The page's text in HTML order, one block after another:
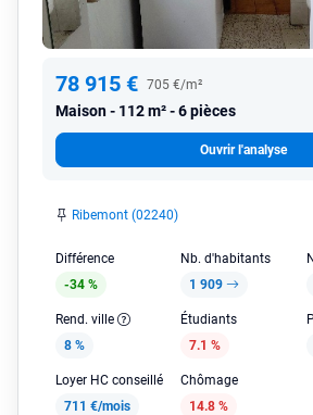
78 915 € 705 €/m²
Maison 112 m² - 6 pièces
Ouvrir l'analyse
Ribemont (02240)
Différence
-34 %
Nb. d'habitants
1 909
Rend. ville
8 %
Étudiants
7.1 %
Loyer HC conseillé
711 €/mois
Chômage
14.8 %